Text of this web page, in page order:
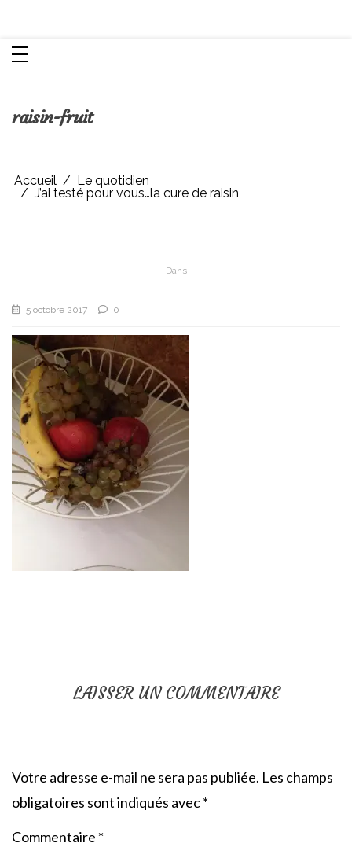
raisin-fruit
Accueil
Le quotidien
J’ai testé pour vous…la cure de raisin
Dans
5 octobre 2017 0
LAISSER UN COMMENTAIRE
Votre adresse e-mail ne sera pas publiée. Les champs
obligatoires sont indiqués avec*
Commentaire *